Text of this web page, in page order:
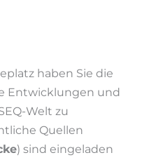
haben Sie die
Entwicklungen und
Welt zu
Quellen
) sind eingeladen